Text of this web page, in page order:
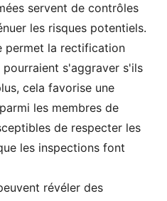
servent de contrôles
les risques potentiels.
permet la rectification
s'aggraver s'ils
cela favorise une
les membres de
de respecter les
les inspections font
révéler des